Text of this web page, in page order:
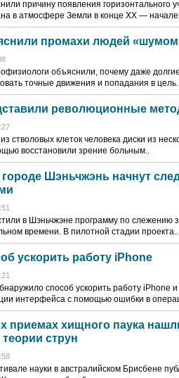
причину появления горизонтального
в атмосфере Земли в конце XX —
промахи людей
объяснили, почему даже
точные движения и попадания в
революционные
стволовых клеток человека диски из
восстановили зрение больным..
городе Шэньчжэнь начнут
в Шэньчжэне программу по слежению
времени. В пилотной стадии проекта..
ускорить работу iPhone
способ ускорить работу iPhone
интерфейса с помощью ошибки в
приемах хищного паука
струн
науки в австралийском Брисбене